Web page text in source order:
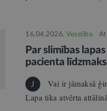
16.04.2026. Veselība
Par slimības
pacienta
J
Vai ir jāmaksā
Lapa tika atvērta